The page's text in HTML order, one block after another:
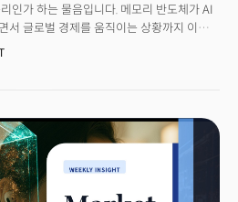
인가 하는 물음입니다. 메모리 반도체가 AI
서 글로벌 경제를 움직이는 상황까지 이르고
에 이어 글로벌 메모리 반도체 업계를
잡을지 가늠할 수 조차 없다"며 메모리의
어 계속될 것임을 암시했습니다. 하지만
격 결정력이 국가 경제에 다른 의미의
시에 모건스탠리는 GPU 임대료 75%
균열'을 지목했습니다. 코스피가 별다른